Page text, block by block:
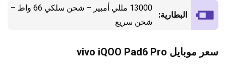
البطارية:
13000 مللي أمبير – شحن سلكي 66 واط –
شحن سريع
سعر موبايل vivo iQOO Pad6 Pro